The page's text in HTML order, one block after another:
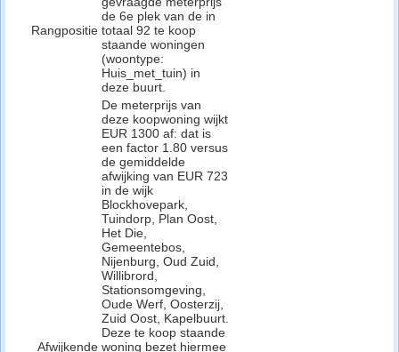
Rangpositie
de 6e plek van de in
totaal 92 te koop
staande woningen
(woontype:
Huis_met_tuin) in
deze buurt.
Afwijkende
De meterprijs van
deze koopwoning wijkt
EUR 1300 af: dat is
een factor 1.80 versus
de gemiddelde
afwijking van EUR 723
in de wijk
Blockhovepark,
Tuindorp, Plan Oost,
Het Die,
Gemeentebos,
Nijenburg, Oud Zuid,
Willibrord,
Stationsomgeving,
Oude Werf, Oosterzij,
Zuid Oost, Kapelbuurt.
Deze te koop staande
woning bezet hiermee